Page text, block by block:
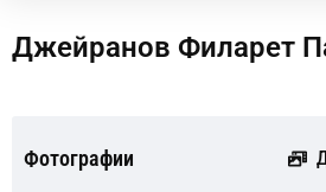
Джейранов Филарет
Фотографии